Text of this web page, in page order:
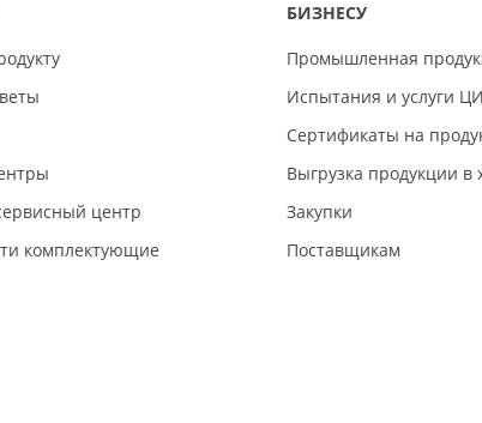
центр
комплектующие
БИЗНЕСУ
Промышленная
Испытания и услуги
Сертификаты на
Выгрузка продукции в
Закупки
Поставщикам